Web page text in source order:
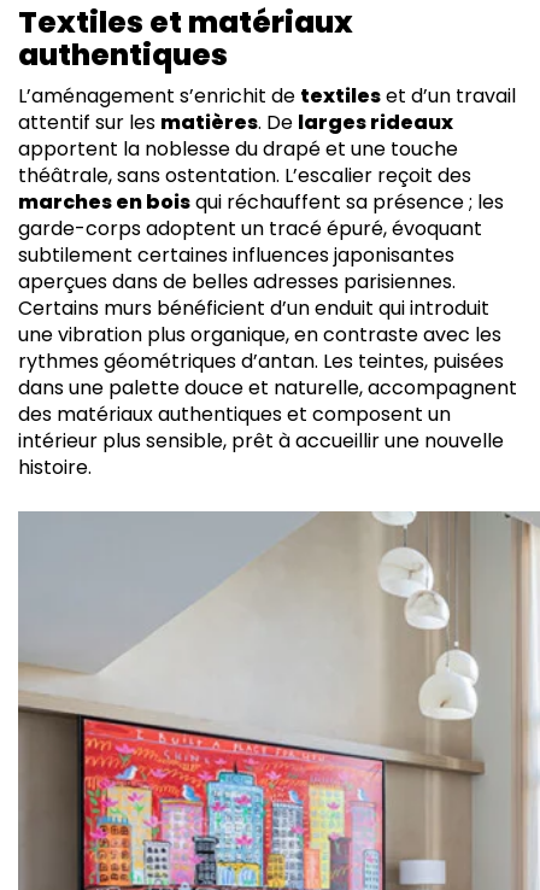
Textiles et matériaux
authentiques
L’aménagement s’enrichit de textileset d’un travail
attentif sur les matières. De larges rideaux
apportent la noblesse du drapé et une touche
théâtrale, sans ostentation. L’escalier reçoit des
marches en boisqui réchauffent sa présence ; les
garde-corps adoptent un tracé épuré, évoquant
subtilement certaines influences japonisantes
aperçues dans de belles adresses parisiennes.
Certains murs bénéficient d’un enduit qui introduit
une vibration plus organique, en contraste avec les
rythmes géométriques d’antan. Les teintes, puisées
dans une palette douce et naturelle, accompagnent
des matériaux authentiques et composent un
intérieur plus sensible, prêt à accueillir une nouvelle
histoire.